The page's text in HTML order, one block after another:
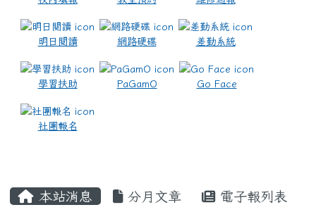
明日閱讀 網路硬碟 差勤系統
學習扶助 PaGamO Go Face
社團報名
本站消息 分月文章 電子報列表